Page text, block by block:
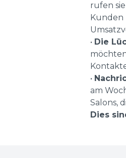
rufen
Kunden
• Die
•
am
Salons,
Dies